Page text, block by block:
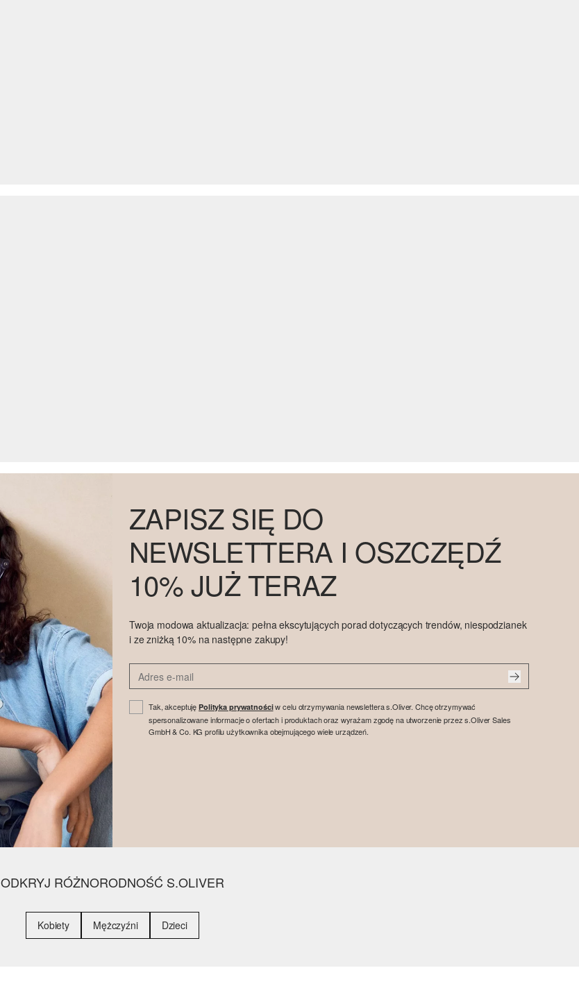
ZAPISZ SIĘ DO
NEWSLETTERA I OSZCZĘDŹ
10% JUŻ TERAZ
Twoja modowa aktualizacja: pełna ekscytujących porad dotyczących trendów, niespodzianek
i ze zniżką 10% na następne zakupy!
Tak, akceptujęPolityka prywatnościw celu otrzymywania newslettera s.Oliver. Chcę otrzymywać
spersonalizowane informacje o ofertach i produktach oraz wyrażam zgodę na utworzenie przez s.Oliver Sales
GmbH & Co. KG profilu użytkownika obejmującego wiele urządzeń.
ODKRYJ RÓŻNORODNOŚĆ S.OLIVER
Kobiety Mężczyźni Dzieci